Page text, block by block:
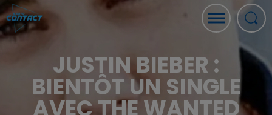
JUSTIN BIEBER :
BIENTÔT UN SINGLE
AVEC THE WANTED